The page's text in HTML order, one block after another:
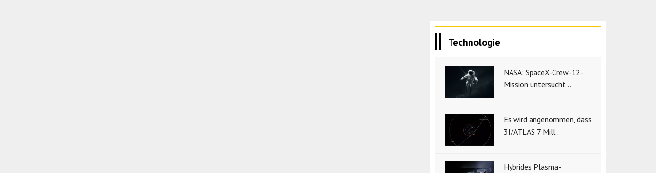
Technologie
NASA: SpaceX-Crew-12-
Mission untersucht ..
Es wird angenommen, dass
3I/ATLAS 7 Mill..
Hybrides Plasma-